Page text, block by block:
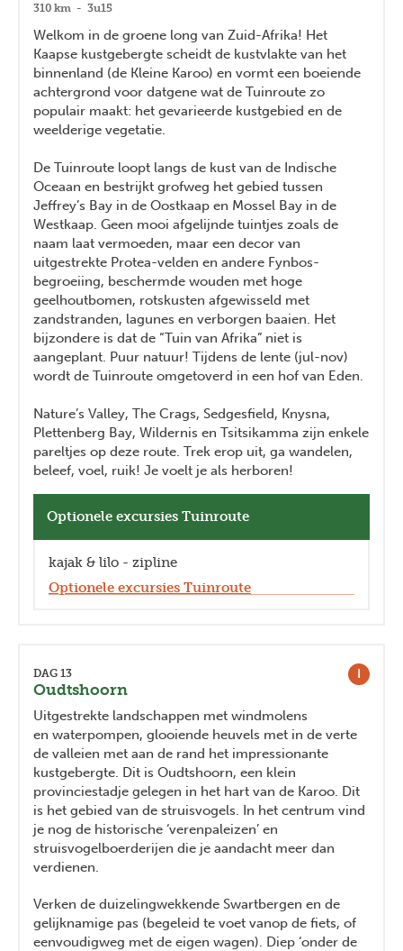
310 km - 3u15
Welkom in de groene long van Zuid-Afrika! Het
Kaapse kustgebergte scheidt de kustvlakte van het
binnenland (de Kleine Karoo) en vormt een boeiende
achtergrond voor datgene wat de Tuinroute zo
populair maakt: het gevarieerde kustgebied en de
weelderige vegetatie.
De Tuinroute loopt langs de kust van de Indische
Oceaan en bestrijkt grofweg het gebied tussen
Jeffrey’s Bay in de Oostkaap en Mossel Bay in de
Westkaap. Geen mooi afgelijnde tuintjes zoals de
naam laat vermoeden, maar een decor van
uitgestrekte Protea-velden en andere Fynbos-
begroeiing, beschermde wouden met hoge
geelhoutbomen, rotskusten afgewisseld met
zandstranden, lagunes en verborgen baaien. Het
bijzondere is dat de “Tuin van Afrika” niet is
aangeplant. Puur natuur! Tijdens de lente (jul-nov)
wordt de Tuinroute omgetoverd in een hof van Eden.
Nature’s Valley, The Crags, Sedgesfield, Knysna,
Plettenberg Bay, Wildernis en Tsitsikamma zijn enkele
pareltjes op deze route. Trek erop uit, ga wandelen,
beleef, voel, ruik! Je voelt je als herboren!
Optionele excursies Tuinroute
kajak & lilo - zipline
Optionele excursies Tuinroute
I
DAG 13
Oudtshoorn
Uitgestrekte landschappen met windmolens
en waterpompen, glooiende heuvels met in de verte
de valleien met aan de rand het impressionante
kustgebergte. Dit is Oudtshoorn, een klein
provinciestadje gelegen in het hart van de Karoo. Dit
is het gebied van de struisvogels. In het centrum vind
je nog de historische ‘verenpaleizen’ en
struisvogelboerderijen die je aandacht meer dan
verdienen.
Verken de duizelingwekkende Swartbergen en de
gelijknamige pas (begeleid te voet vanop de fiets, of
eenvoudigweg met de eigen wagen). Diep ‘onder de